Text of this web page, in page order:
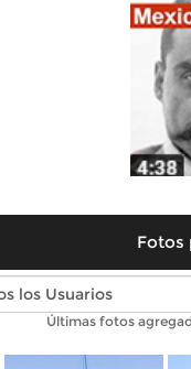
Fotos
Fotos
Últimas fotos